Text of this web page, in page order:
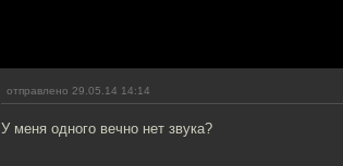
отправлено 29.05.14 14:14
У меня одного вечно нет звука?